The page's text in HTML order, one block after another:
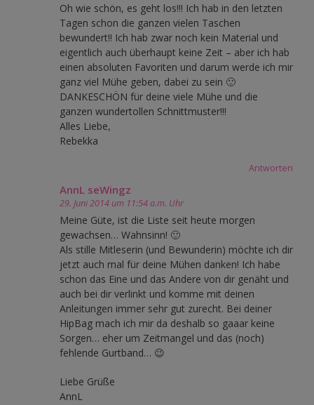
Oh wie schön, es geht los!!! Ich hab in den letzten
Tagen schon die ganzen vielen Taschen
bewundert!! Ich hab zwar noch kein Material und
eigentlich auch überhaupt keine Zeit – aber ich hab
einen absoluten Favoriten und darum werde ich mir
ganz viel Mühe geben, dabei zu sein 🙂
DANKESCHÖN für deine viele Mühe und die
ganzen wundertollen Schnittmuster!!!
Alles Liebe,
Rebekka
Antworten
AnnL seWingz
29. Juni 2014 um 11:54 a.m. Uhr
Meine Güte, ist die Liste seit heute morgen
gewachsen… Wahnsinn! 🙂
Als stille Mitleserin (und Bewunderin) möchte ich dir
jetzt auch mal für deine Mühen danken! Ich habe
schon das Eine und das Andere von dir genäht und
auch bei dir verlinkt und komme mit deinen
Anleitungen immer sehr gut zurecht. Bei deiner
HipBag mach ich mir da deshalb so gaaar keine
Sorgen… eher um Zeitmangel und das (noch)
fehlende Gurtband… 😉
Liebe Grüße
AnnL